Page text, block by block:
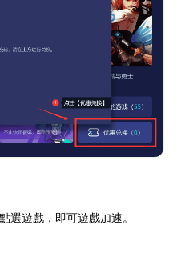
選遊戲，即可遊戲加速。